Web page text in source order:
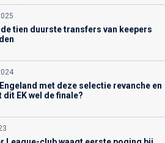
de tien duurste transfers van keepers
met deze selectie revanche en
dit EK wel de finale?